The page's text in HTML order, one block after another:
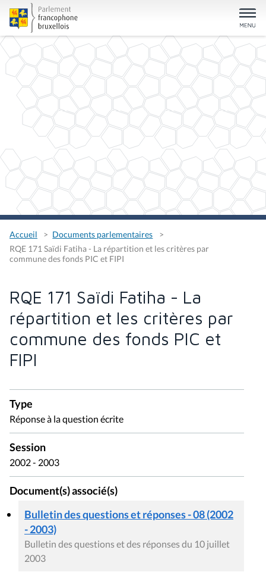
Accueil
Documents parlementaires
RQE 171 Saïdi Fatiha - La répartition et les critères par
commune des fonds PIC et FIPI
RQE 171 Saïdi Fatiha - La
répartition et les critères par
commune des fonds PIC et
FIPI
Type
Réponse à la question écrite
Session
2002 - 2003
Document(s) associé(s)
Bulletin des questions et réponses - 08 (2002
- 2003)
Bulletin des questions et des réponses du 10 juillet
2003